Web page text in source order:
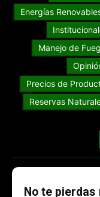
Energías
Manejo de
Precios de
Reservas
No te